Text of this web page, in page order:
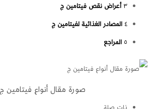
٣ أعراض نقص فيتامين ج
٤ المصادر الغذائية لفيتامين ج
٥ المراجع
صورة مقال أنواع فيتامين ج
ذات صلة